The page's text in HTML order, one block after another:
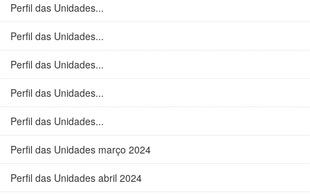
Perfil das Unidades...
Perfil das Unidades...
Perfil das Unidades...
Perfil das Unidades...
Perfil das Unidades...
Perfil das Unidades março 2024
Perfil das Unidades abril 2024